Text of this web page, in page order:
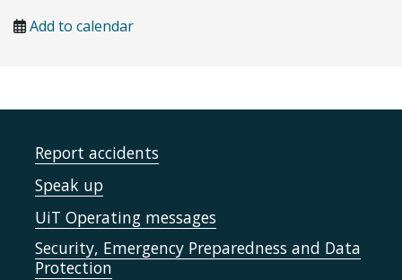
Add to calendar
Report accidents
Speak up
UiT Operating messages
Security, Emergency Preparedness and Data
Protection